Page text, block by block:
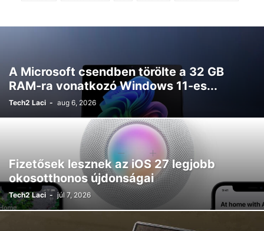
A Microsoft csendben törölte a 32 GB
RAM-ra vonatkozó Windows 11-es...
Tech2 Laci - aug 6, 2026
Fizetősek lesznek az iOS 27 legjobb
okosotthonos újdonságai
Tech2 Laci - júl 7, 2026